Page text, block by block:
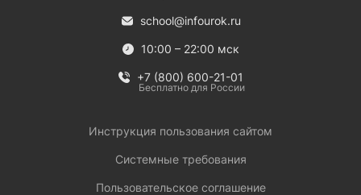
school@infourok.ru
10:00 – 22:00 мск
+7 (800) 600-21-01
Бесплатно для России
Инструкция пользования сайтом
Системные требования
Пользовательское соглашение